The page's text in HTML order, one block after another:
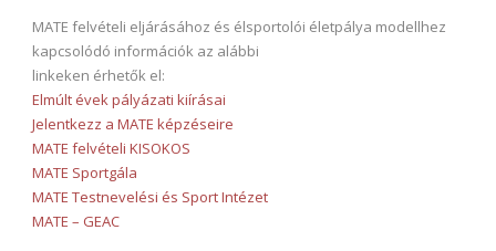
MATE felvételi eljárásához és élsportolói életpálya modellhez
kapcsolódó információk az alábbi
linkeken érhetők el:
Elmúlt évek pályázati kiírásai
Jelentkezz a MATE képzéseire
MATE felvételi KISOKOS
MATE Sportgála
MATE Testnevelési és Sport Intézet
MATE – GEAC